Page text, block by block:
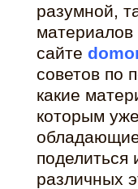
разумной,
сайте
советов по
какие
которым
различных